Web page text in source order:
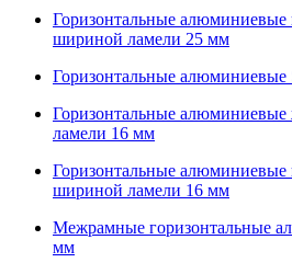
Горизонтальные алюминиевые
шириной ламели 25 мм
Горизонтальные
Горизонтальные
ламели 16 мм
Горизонтальные алюминиевые
шириной ламели 16 мм
Межрамные горизонтальные
мм